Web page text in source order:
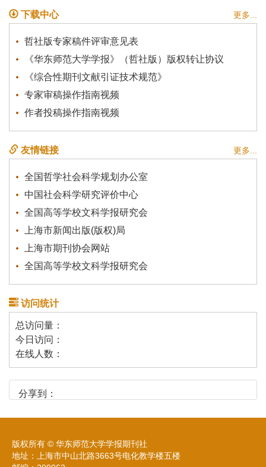
下载中心 更多...
哲社版专家稿件评审意见表
《华东师范大学学报》（哲社版）版权转让协议
《综合性期刊文献引证技术规范》
专家审稿操作指南视频
作者投稿操作指南视频
友情链接 更多...
全国哲学社会科学规划办公室
中国社会科学研究评价中心
全国高等学校文科学报研究会
上海市新闻出版(版权)局
上海市期刊协会网站
全国高等学校文科学报研究会
访问统计
总访问量：
今日访问：
在线人数：
分享到：
版权所有 © 华东师范大学学报期刊社
地址：上海市中山北路3663号电化教学楼五楼